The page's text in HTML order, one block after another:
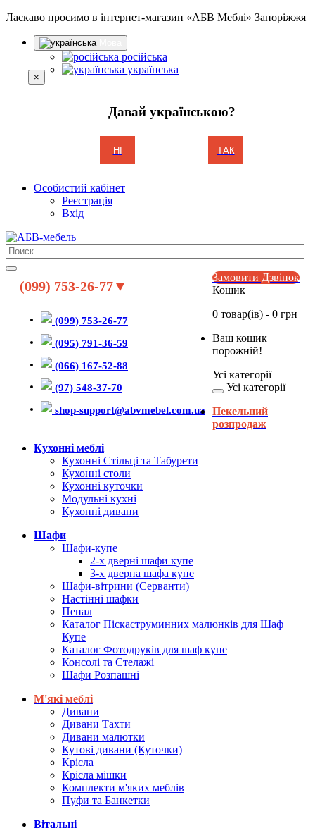
Ласкаво просимо в інтернет-магазин «АБВ Меблі» Запоріжжя
російська
українська
×
Давай українською?
НІ ТАК
Особистий кабінет
Реєстрація
Вхід
(099) 753-26-77▼
(099) 753-26-77
(095) 791-36-59
(066) 167-52-88
(97) 548-37-70
shop-support@abvmebel.com.ua
Замовити Дзвінок
Кошик
0 товар(ів) - 0 грн
Ваш кошик
порожній!
Усі категорії
Усі категорії
Пекельний
розпродаж
Кухонні меблі
Кухонні Стільці та Табурети
Кухонні столи
Кухонні куточки
Модульні кухні
Кухонні дивани
Шафи
Шафи-купе
2-х дверні шафи купе
3-х дверна шафа купе
Шафи-вітрини (Серванти)
Настінні шафки
Пенал
Каталог Піскаструминних малюнків для Шаф
Купе
Каталог Фотодруків для шаф купе
Консолі та Стелажі
Шафи Розпашні
М'які меблі
Дивани
Дивани Тахти
Дивани малютки
Кутові дивани (Куточки)
Крісла
Крісла мішки
Комплекти м'яких меблів
Пуфи та Банкетки
Вітальні